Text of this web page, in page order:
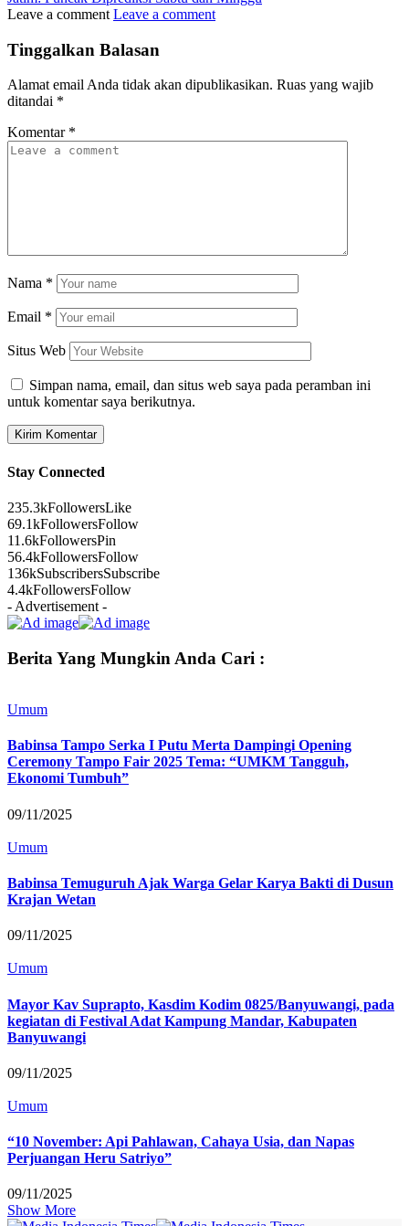
Leave a comment Leave a comment
Tinggalkan Balasan
Alamat email Anda tidak akan dipublikasikan. Ruas yang wajib
ditandai *
Komentar *
Nama *
Email *
Situs Web
Simpan nama, email, dan situs web saya pada peramban ini
untuk komentar saya berikutnya.
Stay Connected
235.3kFollowersLike
69.1kFollowersFollow
11.6kFollowersPin
56.4kFollowersFollow
136kSubscribersSubscribe
4.4kFollowersFollow
- Advertisement -
Berita Yang Mungkin Anda Cari :
Umum
Babinsa Tampo Serka I Putu Merta Dampingi Opening
Ceremony Tampo Fair 2025 Tema: “UMKM Tangguh,
Ekonomi Tumbuh”
09/11/2025
Umum
Babinsa Temuguruh Ajak Warga Gelar Karya Bakti di Dusun
Krajan Wetan
09/11/2025
Umum
Mayor Kav Suprapto, Kasdim Kodim 0825/Banyuwangi, pada
kegiatan di Festival Adat Kampung Mandar, Kabupaten
Banyuwangi
09/11/2025
Umum
“10 November: Api Pahlawan, Cahaya Usia, dan Napas
Perjuangan Heru Satriyo”
09/11/2025
Show More